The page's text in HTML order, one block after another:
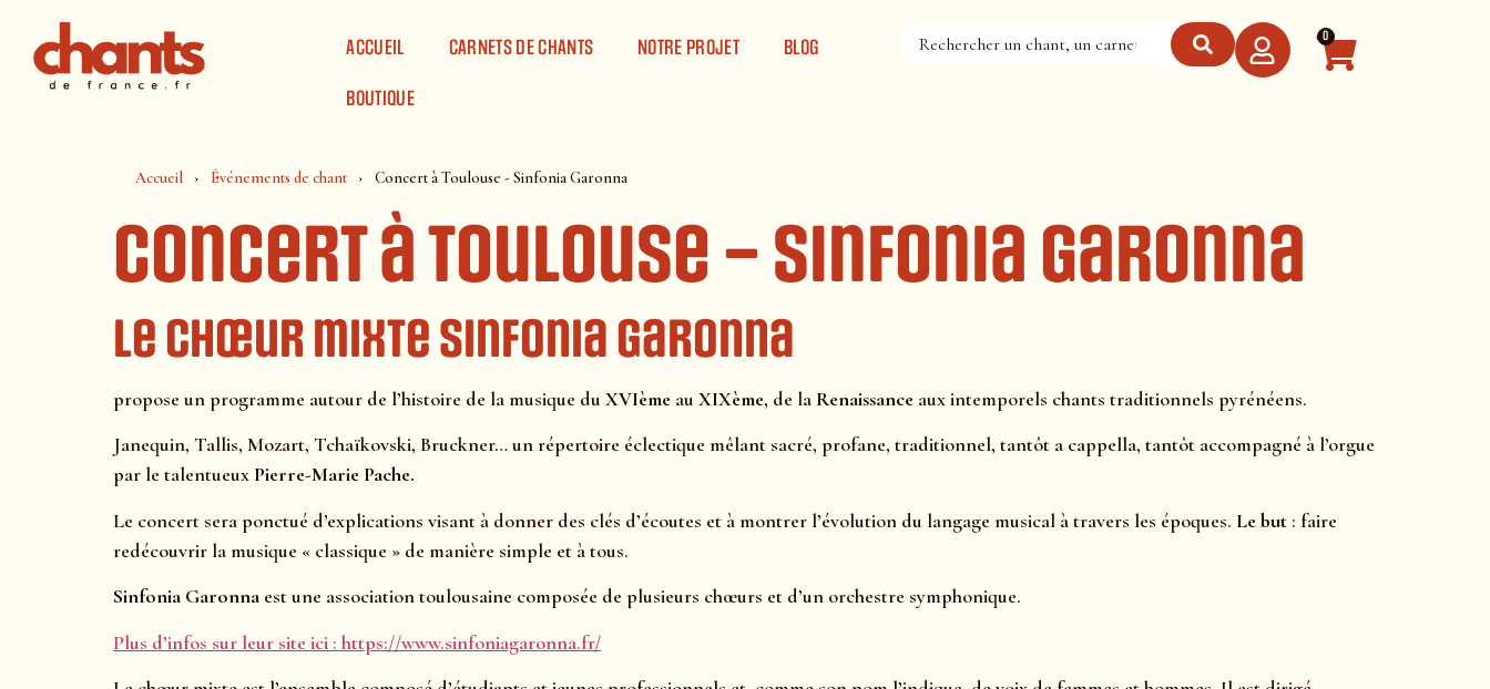
ACCUEIL CARNETS DE CHANTS NOTRE PROJET BLOG
BOUTIQUE
0
Accueil Événements de chant Concert à Toulouse - Sinfonia Garonna
Concert à Toulouse – Sinfonia Garonna
Le chœur mixte Sinfonia Garonna
propose un programme autour de l’histoire de la musique du XVIème au XIXème, de la Renaissance aux intemporels chants traditionnels pyrénéens.
Janequin, Tallis, Mozart, Tchaïkovski, Bruckner… un répertoire éclectique mêlant sacré, profane, traditionnel, tantôt a cappella, tantôt accompagné à l’orgue
par le talentueux Pierre-Marie Pache.
Le concert sera ponctué d’explications visant à donner des clés d’écoutes et à montrer l’évolution du langage musical à travers les époques. Le but : faire
redécouvrir la musique « classique » de manière simple et à tous.
Sinfonia Garonna est une association toulousaine composée de plusieurs chœurs et d’un orchestre symphonique.
Plus d’infos sur leur site ici : https://www.sinfoniagaronna.fr/